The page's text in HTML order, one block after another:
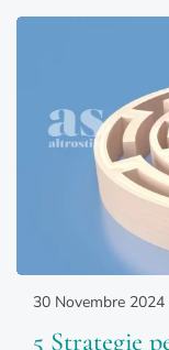
30 Novembre
5 Strategie